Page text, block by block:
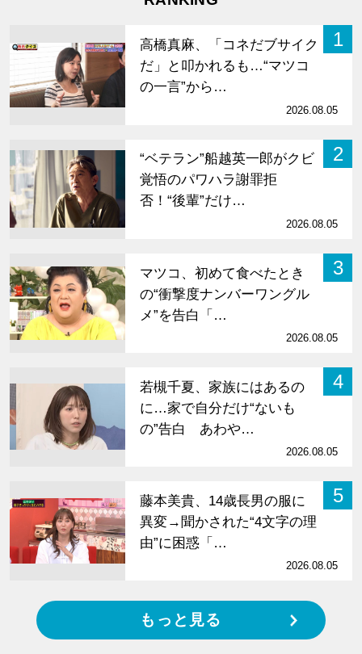
1
高橋真麻、「コネだブサイク
だ」と叩かれるも…“マツコ
の一言”から…
2026.08.05
2
“ベテラン”船越英一郎がクビ
覚悟のパワハラ謝罪拒
否！“後輩”だけ…
2026.08.05
3
マツコ、初めて食べたとき
の“衝撃度ナンバーワングル
メ”を告白「…
2026.08.05
4
若槻千夏、家族にはあるの
に…家で自分だけ“ないも
の”告白 あわや…
2026.08.05
5
藤本美貴、14歳長男の服に
異変→聞かされた“4文字の理
由”に困惑「…
2026.08.05
もっと見る